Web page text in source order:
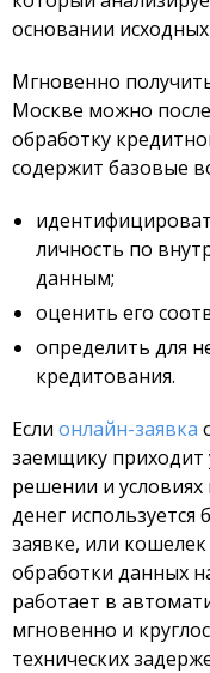
основании
Мгновенно
Москве можно
обработку
содержит базовые
личность по
данным;
оценить его
определить для
кредитования.
Если онлайн-заявка
заемщику
решении и условиях
денег используется
заявке, или
обработки данных
работает в
мгновенно и
технических